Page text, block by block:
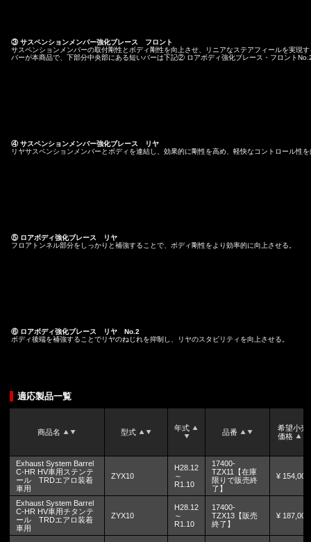
③ サスペンションメンバー強化ブレース フロント
サスペンションメンバーの取付剛性とボディ剛性を向上させ、リニアなステアフィールを実現
バーが本商品で、下部分中央部にある短いバーは下記② ロアボディ強化ブレース・フロント
④ サスペンションメンバー強化ブレース リヤ
リヤサスペンションメンバーとボディを連結し、効果的に剛性を高め、軽快なコントロール性
⑤ ロアボディ強化ブレース リヤ
フロアトンネル部分をしっかりと補強することで、ボディ剛性をより効率的に向上させる。
⑥ ロアボディ強化ブレース リヤ No.2
ボディ後端を補強することでリヤのねじれを抑制し、リヤのスタビリティを向上させる。
適応製品一覧
商品名 型式 年式 品番
希望小売
価格
Exhaust System Barrel
C-HR HV車用ステンテ
ール TRDエアロ装着
車用
ZYX10
H28.12
～
R1.10
17400-
TZX11【在庫
限りで販売終
了】
¥ 154,000
Exhaust System Barrel
C-HR HV車用チタンテ
ール TRDエアロ装着
車用
ZYX10
H28.12
～
R1.10
17400-
TZX13【販売
終了】
¥ 187,000